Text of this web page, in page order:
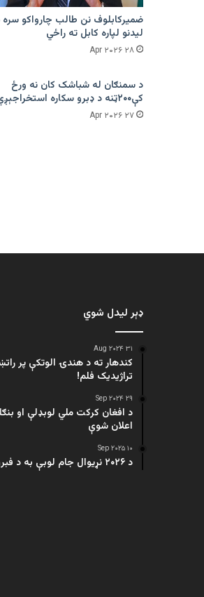
ضمیرکابلوف نن طالب چارواکو سره
لیدنو لپاره کابل ته راځي
۲۸ Apr ۲۰۲۶
د سمنګان له شباشک کان نه ورځ
کې۲۰۰ټنه د ډبرو سکاره استخراجېږي
۲۷ Apr ۲۰۲۶
ډېر لیدل شوي
۳۱ Aug ۲۰۲۴
کندهار ته د هندۍ الوتکې پر
تراژيديک فلم!
۲۹ Sep ۲۰۲۴
د افغان کرکت ملي لوبډلې او
اعلان شوې
۱۰ Sep ۲۰۲۵
د ۲۰۲۶ نړیوال جام لوبې به د فبرورۍ په ۷مه پیل شي